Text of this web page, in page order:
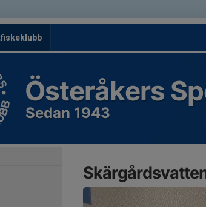
Österåkers
Sedan 1943